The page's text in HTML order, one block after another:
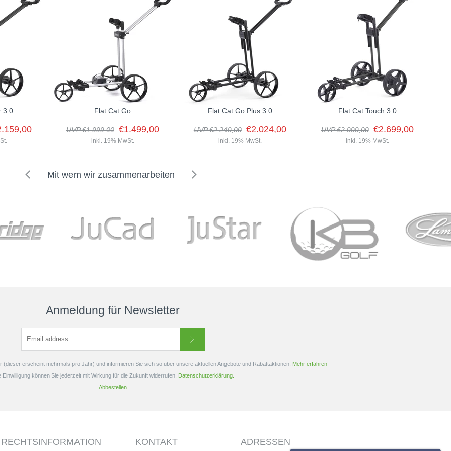
nach dem UN-Transporttest BU-202100303-B1 zertifiziert
höchste Praktikabilität und innovative Technik zu einem perfekten Begleiter. Erleben Sie maximalen Komfort, Stabilität und
3.0
Cat Elektro-
präzise und
er...
Flat Cat Go
UVP €1.999,00 €1.499,00
inkl. 19% MwSt.
funktional - so...
Flat Cat Go Plus 3.0
UVP €2.249,00 €2.024,00
inkl. 19% MwSt.
bewährte Zuverlässigkeit der Go-Serie
mit modernen Komfortfunktionen und
einer besonders intuitiven
Bedienung....
Flat Cat Touch 3.0
UVP €2.999,00 €2.699,00
inkl. 19% MwSt.
Der Flat Cat Touch 3.0 ist das
Premium-Modell für Golfer, die
modernste Technologie, höchsten
Komfort und maximale Kontrolle auf
dem...
Mit wem wir zusammenarbeiten
Anmeldung für Newsletter
(dieser erscheint mehrmals pro Jahr) und informieren Sie sich so über unsere aktuellen Angebote und Rabattaktionen. Mehr erfahren
Einwilligung können Sie jederzeit mit Wirkung für die Zukunft widerrufen. Datenschutzerklärung.
Abbestellen
RECHTSINFORMATION KONTAKT ADRESSEN